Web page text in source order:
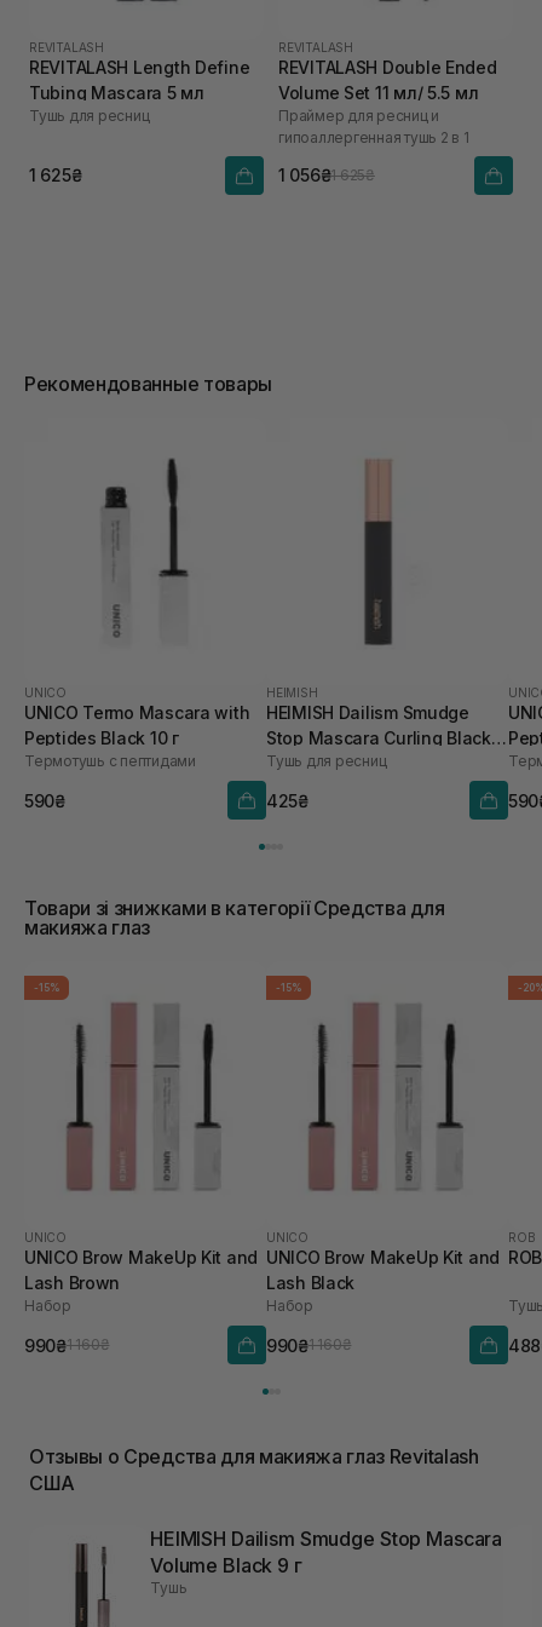
REVITALASH
REVITALASH Length Define
Tubing Mascara 5 мл
Тушь для ресниц
1 625₴
REVITALASH
REVITALASH Double Ended
Volume Set 11 мл/ 5.5 мл
Праймер для ресниц и
гипоаллергенная тушь 2 в 1
1 056₴1 625₴
Рекомендованные товары
UNICO
UNICO Termo Mascara with
Peptides Black 10 г
Термотушь с пептидами
590₴
HEIMISH
HEIMISH Dailism Smudge
Stop Mascara Curling Black 9
г
Тушь для ресниц
425₴
Товари зі знижками в категорії Средства для
макияжа глаз
-15%
UNICO
UNICO Brow MakeUp Kit and
Lash Brown
Набор
990₴1 160₴
-15%
UNICO
UNICO Brow MakeUp Kit and
Lash Black
Набор
990₴1 160₴
-
ROB
Отзывы о Средства для макияжа глаз Revitalash
США
HEIMISH Dailism Smudge Stop Mascara
Volume Black 9 г
Тушь